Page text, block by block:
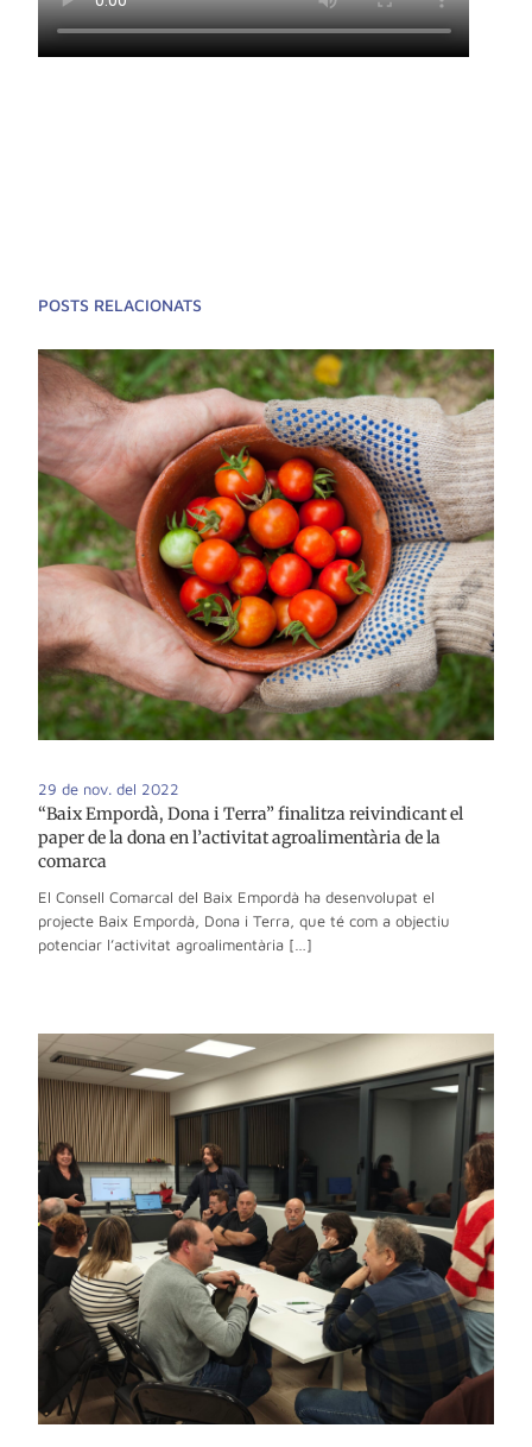
POSTS RELACIONATS
29 de nov. del 2022
“Baix Empordà, Dona i Terra” finalitza reivindicant el
paper de la dona en l’activitat agroalimentària de la
comarca
El Consell Comarcal del Baix Empordà ha desenvolupat el
projecte Baix Empordà, Dona i Terra, que té com a objectiu
potenciar l’activitat agroalimentària […]